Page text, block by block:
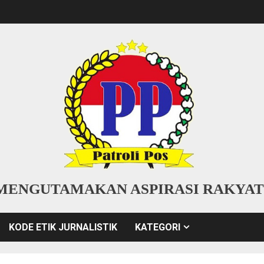
ASPIRASI RAKYAT
KODE ETIK JURNALISTIK KATEGORI